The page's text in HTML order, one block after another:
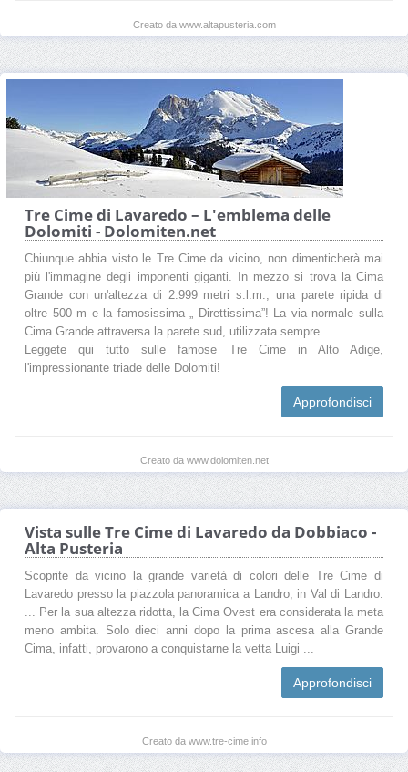
Creato da www.altapusteria.com
Tre Cime di Lavaredo – L'emblema delle
Dolomiti - Dolomiten.net
Chiunque abbia visto le Tre Cime da vicino, non dimenticherà mai
più l'immagine degli imponenti giganti. In mezzo si trova la Cima
Grande con un'altezza di 2.999 metri s.l.m., una parete ripida di
oltre 500 m e la famosissima „ Direttissima”! La via normale sulla
Cima Grande attraversa la parete sud, utilizzata sempre ...
Leggete qui tutto sulle famose Tre Cime in Alto Adige,
l'impressionante triade delle Dolomiti!
Approfondisci
Creato da www.dolomiten.net
Vista sulle Tre Cime di Lavaredo da Dobbiaco -
Alta Pusteria
Scoprite da vicino la grande varietà di colori delle Tre Cime di
Lavaredo presso la piazzola panoramica a Landro, in Val di Landro.
... Per la sua altezza ridotta, la Cima Ovest era considerata la meta
meno ambita. Solo dieci anni dopo la prima ascesa alla Grande
Cima, infatti, provarono a conquistarne la vetta Luigi ...
Approfondisci
Creato da www.tre-cime.info